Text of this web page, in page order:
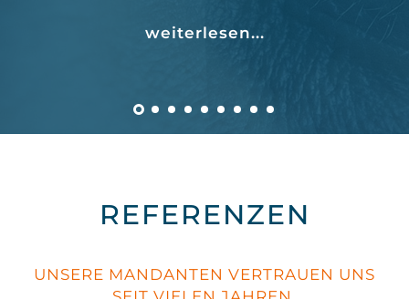
weiterlesen...
REFERENZEN
UNSERE MANDANTEN VERTRAUEN UNS